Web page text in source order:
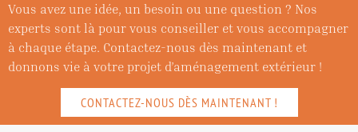
Vous avez une idée, un besoin ou une question ? Nos
experts sont là pour vous conseiller et vous accompagner
à chaque étape. Contactez-nous dès maintenant et
donnons vie à votre projet d’aménagement extérieur !
CONTACTEZ-NOUS DÈS MAINTENANT !